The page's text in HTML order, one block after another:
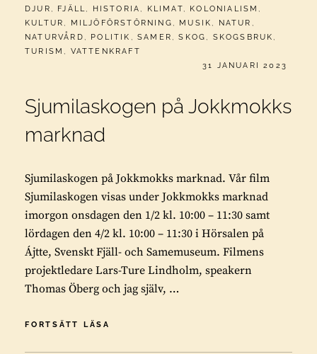
CATEGORIES:
DJUR , FJÄLL, HISTORIA , KLIMAT, KOLONIALISM ,
KULTUR , MILJÖFÖRSTÖRNING , MUSIK , NATUR ,
NATURVÅRD , POLITIK ,SAMER ,SKOG , SKOGSBRUK ,
TURISM , VATTENKRAFT
PUBLICERAT
31 JANUARI 2023
Sjumilaskogen på Jokkmokks
marknad
Sjumilaskogen på Jokkmokks marknad. Vår film
Sjumilaskogen visas under Jokkmokks marknad
imorgon onsdagen den 1/2 kl. 10:00 – 11:30 samt
lördagen den 4/2 kl. 10:00 – 11:30 i Hörsalen på
Ájtte, Svenskt Fjäll- och Samemuseum. Filmens
projektledare Lars-Ture Lindholm, speakern
Thomas Öberg och jag själv, …
FORTSÄTT LÄSA